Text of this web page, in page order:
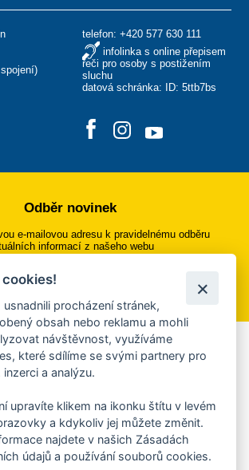
)
telefon: +420 577 630 111
infolinka s online přepisem
řeči pro osoby s postižením
sluchu
datová schránka: ID: 5ttb7bs
Odběr novinek
e-mailovou adresu k pravidelnému odběru
informací z našeho webu
Přihlásit se k odběru
Mobilní rozhlas
do svého mobilu či mailu upozornění na
na kulturní a sportovní akce?
Více informací o aplikaci
procházení stránek,
obsah nebo reklamu a mohli
návštěvnost, využíváme
které sdílíme se svými partnery pro
a analýzu.
upravíte klikem na ikonku štítu v levém
a kdykoliv jej můžete změnit.
najdete v našich Zásadách
údajů a používání souborů cookies.